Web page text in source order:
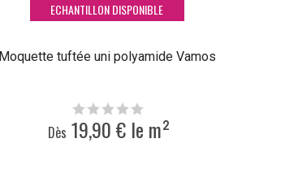
ECHANTILLON DISPONIBLE
Moquette tuftée uni polyamide Vamos
Dès 19,90 € le m²